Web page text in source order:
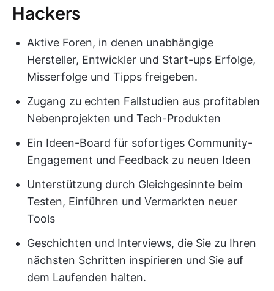
Hackers
Aktive Foren, in denen unabhängige
Hersteller, Entwickler und Start-ups Erfolge,
Misserfolge und Tipps freigeben.
Zugang zu echten Fallstudien aus profitablen
Nebenprojekten und Tech-Produkten
Ein Ideen-Board für sofortiges Community-
Engagement und Feedback zu neuen Ideen
Unterstützung durch Gleichgesinnte beim
Testen, Einführen und Vermarkten neuer
Tools
Geschichten und Interviews, die Sie zu Ihren
nächsten Schritten inspirieren und Sie auf
dem Laufenden halten.